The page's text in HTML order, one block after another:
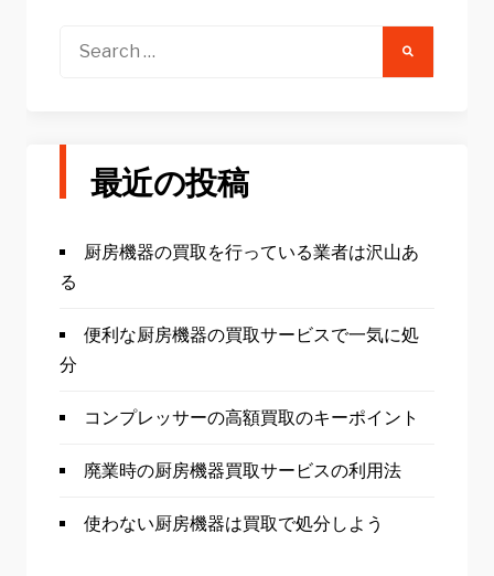
Search
最近の投稿
厨房機器の買取を行っている業者は沢山あ
る
便利な厨房機器の買取サービスで一気に処
分
コンプレッサーの高額買取のキーポイント
廃業時の厨房機器買取サービスの利用法
使わない厨房機器は買取で処分しよう